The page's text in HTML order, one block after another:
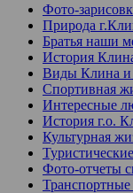
Фото-
Природа
Братья наши
История
Виды Клина и
Спортивная
Интересные
История г.о.
Культурная
Фото-отчеты
Транспортные